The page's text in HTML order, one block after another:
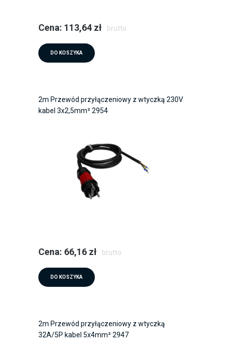
Cena: 113,64 zł brutto
DO KOSZYKA
2m Przewód przyłączeniowy z wtyczką 230V
kabel 3x2,5mm² 2954
Cena: 66,16 zł brutto
DO KOSZYKA
2m Przewód przyłączeniowy z wtyczką
32A/5P kabel 5x4mm² 2947